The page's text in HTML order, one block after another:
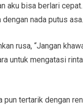
aku bisa berlari
nada putus asa.
rusa, “Jangan
untuk mengatasi
tertarik dengan